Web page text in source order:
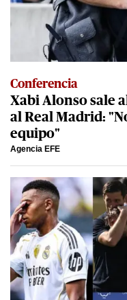
Conferencia
Xabi Alonso sale
al Real Madrid:
equipo"
Agencia EFE